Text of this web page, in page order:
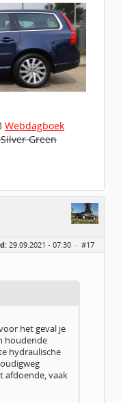
Webdagboek
Green
29.09.2021 - 07:30 · #17
het geval je
houdende
hydraulische
afdoende, vaak